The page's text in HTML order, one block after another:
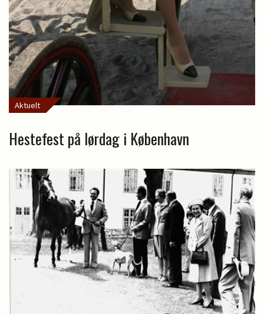
Aktuelt
Hestefest på lørdag i København